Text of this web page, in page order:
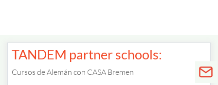
TANDEM partner schools:
Cursos de Alemán con CASA Bremen